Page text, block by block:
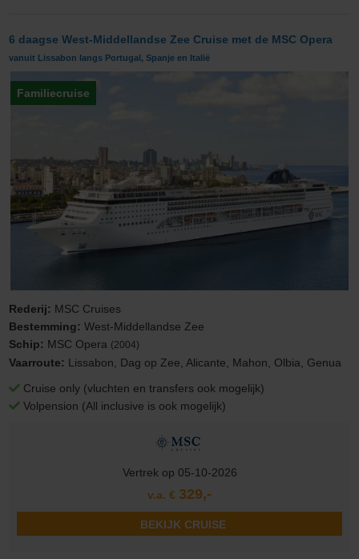
6 daagse West-Middellandse Zee Cruise met de MSC Opera
vanuit Lissabon langs Portugal, Spanje en Italië
Familiecruise
Rederij: MSC Cruises
Bestemming:West-Middellandse Zee
Schip: MSC Opera (2004)
Vaarroute: Lissabon, Dag op Zee, Alicante, Mahon, Olbia, Genua
Cruise only (vluchten en transfers ook mogelijk)
Volpension (All inclusive is ook mogelijk)
Vertrek op 05-10-2026
v.a. € 329,-
BEKIJK CRUISE